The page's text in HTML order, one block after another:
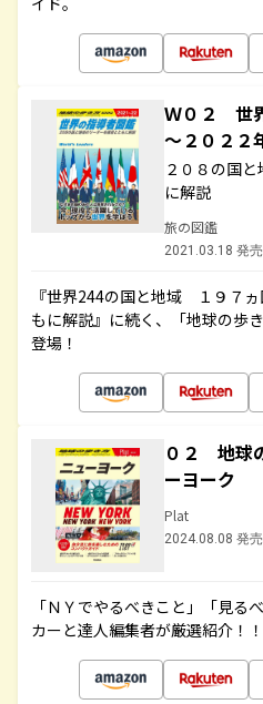
Ｗ０２ 世
～２０２２
２０８の国
に解説
旅の図鑑
2021.03.18 発売
『世界244の国と地域 １９７
もに解説』に続く、「地球の歩
登場！
０２ 地球
ーヨーク
Plat
2024.08.08 発売
「ＮＹでやるべきこと」「見る
カーと達人編集者が厳選紹介！